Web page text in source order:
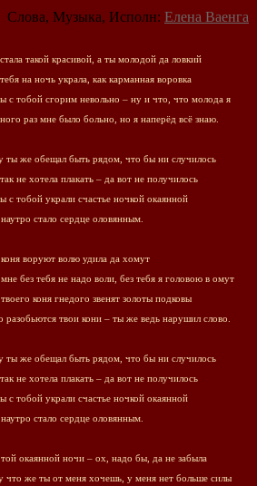
Слова, Музыка, Исполн: Елена Ваенга
такой красивой, а ты молодой да ловкий
на ночь украла, как карманная воровка
с тобой сгорим невольно – ну и что, что молода я
раз мне было больно, но я наперёд всё знаю.
ты же обещал быть рядом, что бы ни случилось
не хотела плакать – да вот не получилось
с тобой украли счастье ночкой окаянной
стало сердце оловянным.
воруют волю удила да хомут
без тебя не надо воли, без тебя я головою в омут
коня гнедого звенят золоты подковы
разобьются твои кони – ты же ведь нарушил слово.
ты же обещал быть рядом, что бы ни случилось
не хотела плакать – да вот не получилось
с тобой украли счастье ночкой окаянной
стало сердце оловянным.
окаянной ночи – ох, надо бы, да не забыла
что же ты от меня хочешь, у меня нет больше силы